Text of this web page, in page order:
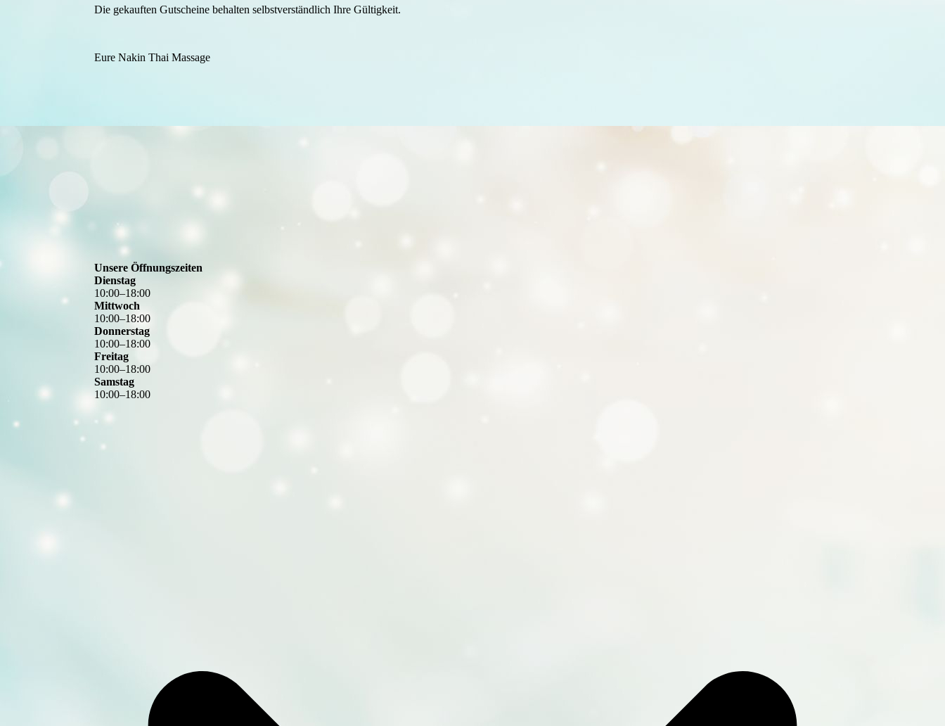
Die gekauften Gutscheine behalten selbstverständlich Ihre Gültigkeit.
Eure Nakin Thai Massage
Unsere Öffnungszeiten
Dienstag
10:00–18:00
Mittwoch
10:00–18:00
Donnerstag
10:00–18:00
Freitag
10:00–18:00
Samstag
10:00–18:00